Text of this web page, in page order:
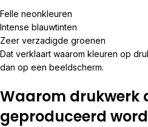
Felle neonkleuren
Intense blauwtinten
Zeer verzadigde groenen
Dat verklaart waarom kleuren op
dan op een beeldscherm.
Waarom drukwerk
geproduceerd